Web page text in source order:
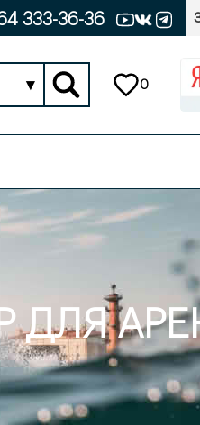
333-36-36
▾ 0
ДЛЯ